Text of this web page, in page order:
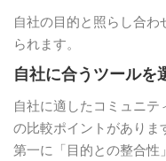
自社の目的と照らし合
られます。
自社に合うツールを
自社に適したコミュニ
の比較ポイントがありま
第一に「目的との整合性